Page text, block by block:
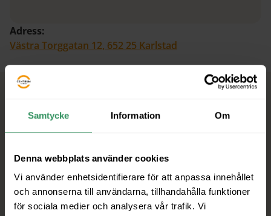
Samtycke Information Om
Denna webbplats använder cookies
Vi använder enhetsidentifierare för att anpassa innehållet
och annonserna till användarna, tillhandahålla funktioner
för sociala medier och analysera vår trafik. Vi
Adress:
Västra Torggatan 12, 652 25 Karlstad